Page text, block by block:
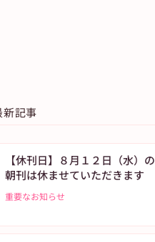
新記事
【休刊日】８月１２日（水）の
朝刊は休ませていただきます
重要なお知らせ